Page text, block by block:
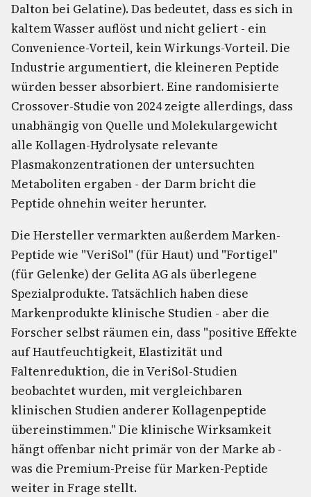
Dalton bei Gelatine). Das bedeutet, dass es sich in
kaltem Wasser auflöst und nicht geliert - ein
Convenience-Vorteil, kein Wirkungs-Vorteil. Die
Industrie argumentiert, die kleineren Peptide
würden besser absorbiert. Eine randomisierte
Crossover-Studie von 2024 zeigte allerdings, dass
unabhängig von Quelle und Molekulargewicht
alle Kollagen-Hydrolysate relevante
Plasmakonzentrationen der untersuchten
Metaboliten ergaben - der Darm bricht die
Peptide ohnehin weiter herunter.
Die Hersteller vermarkten außerdem Marken-
Peptide wie "VeriSol" (für Haut) und "Fortigel"
(für Gelenke) der Gelita AG als überlegene
Spezialprodukte. Tatsächlich haben diese
Markenprodukte klinische Studien - aber die
Forscher selbst räumen ein, dass "positive Effekte
auf Hautfeuchtigkeit, Elastizität und
Faltenreduktion, die in VeriSol-Studien
beobachtet wurden, mit vergleichbaren
klinischen Studien anderer Kollagenpeptide
übereinstimmen." Die klinische Wirksamkeit
hängt offenbar nicht primär von der Marke ab -
was die Premium-Preise für Marken-Peptide
weiter in Frage stellt.